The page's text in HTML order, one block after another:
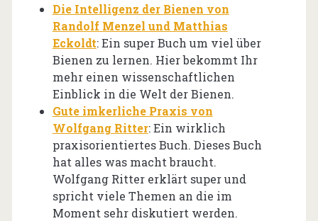
Die Intelligenz der Bienen von
Randolf Menzel und Matthias
Eckoldt: Ein super Buch um viel über
Bienen zu lernen. Hier bekommt Ihr
mehr einen wissenschaftlichen
Einblick in die Welt der Bienen.
Gute imkerliche Praxis von
Wolfgang Ritter: Ein wirklich
praxisorientiertes Buch. Dieses Buch
hat alles was macht braucht.
Wolfgang Ritter erklärt super und
spricht viele Themen an die im
Moment sehr diskutiert werden.